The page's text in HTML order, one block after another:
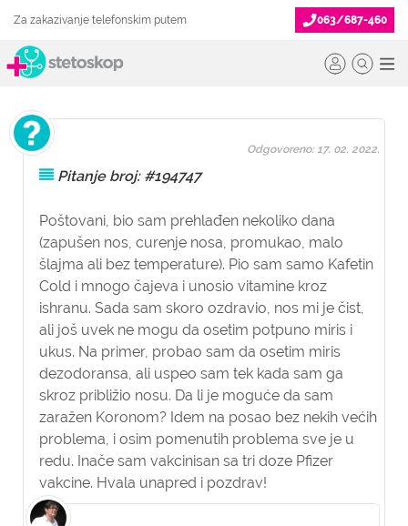
Za zakazivanje telefonskim putem 063/687-460
Pitanje broj: #194747
Poštovani, bio sam prehlađen nekoliko dana
(zapušen nos, curenje nosa, promukao, malo
šlajma ali bez temperature). Pio sam samo Kafetin
Cold i mnogo čajeva i unosio vitamine kroz
ishranu. Sada sam skoro ozdravio, nos mi je čist,
ali još uvek ne mogu da osetim potpuno miris i
ukus. Na primer, probao sam da osetim miris
dezodoransa, ali uspeo sam tek kada sam ga
skroz približio nosu. Da li je moguće da sam
zaražen Koronom? Idem na posao bez nekih većih
problema, i osim pomenutih problema sve je u
redu. Inače sam vakcinisan sa tri doze Pfizer
vakcine. Hvala unapred i pozdrav!
Odgovoreno: 17. 02. 2022.